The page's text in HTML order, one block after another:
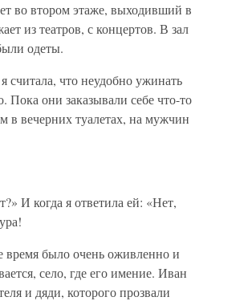
во втором этаже, выходивший в
из театров, с концертов. В зал
одеты.
считала, что неудобно ужинать
Пока они заказывали себе что-то
в вечерних туалетах, на мужчин
И когда я ответила ей: «Нет,
было очень оживленно и
село, где его имение. Иван
и дяди, которого прозвали